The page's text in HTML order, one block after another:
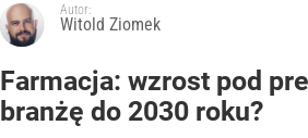
Autor:
Witold Ziomek
Farmacja: wzrost pod
branżę do 2030 roku?